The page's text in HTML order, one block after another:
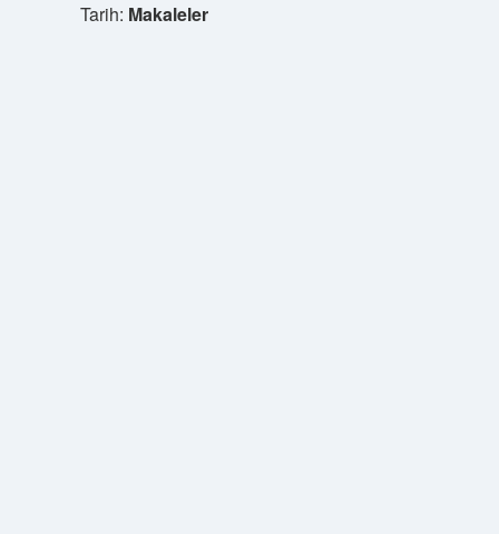
Tarih: Makaleler